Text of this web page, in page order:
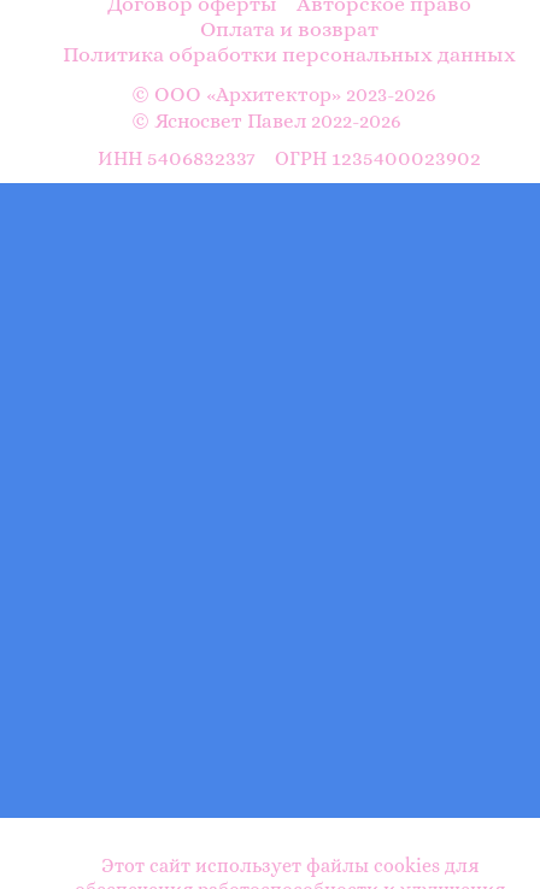
Этот сайт использует файлы cookies для
Оплата и возврат
Политика обработки персональных данных
ИНН 5406832337 ОГРН 1235400023902
© ООО «Архитектор» 2023-2026
© Ясносвет Павел 2022-2026